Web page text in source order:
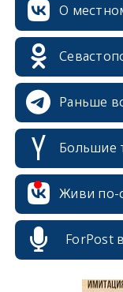
О
Раньше
Большие
Живи по-
ForPost